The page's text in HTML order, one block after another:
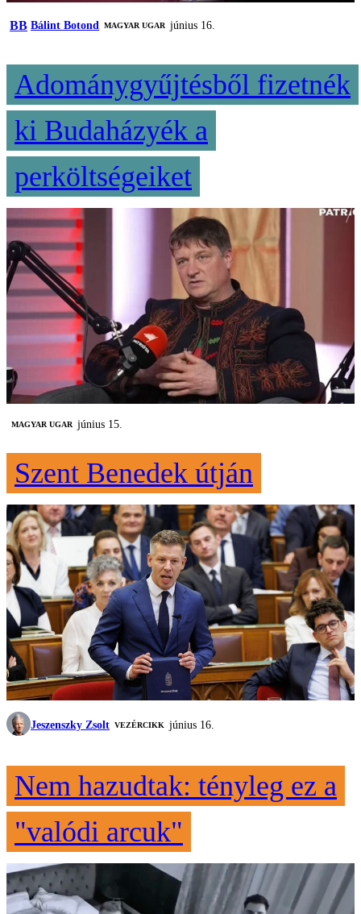
BB Bálint Botond MAGYAR UGAR június 16.
Adománygyűjtésből fizetnék
ki Budaházyék a
perköltségeiket
MAGYAR UGAR június 15.
Szent Benedek útján
Jeszenszky Zsolt VEZÉRCIKK június 16.
Nem hazudtak: tényleg ez a
"valódi arcuk"